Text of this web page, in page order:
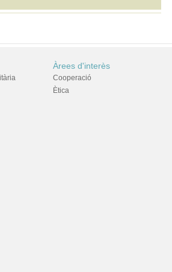
Àrees d'interès
Cooperació
Ètica